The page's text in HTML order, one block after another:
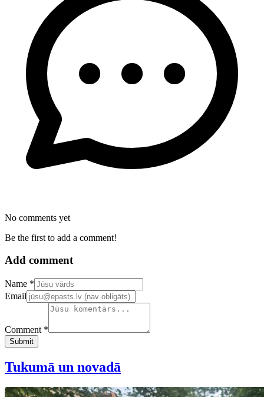
No comments yet
Be the first to add a comment!
Add comment
Confirm your email address
Name *
Email
Comment *
Submit
Tukumā un novadā